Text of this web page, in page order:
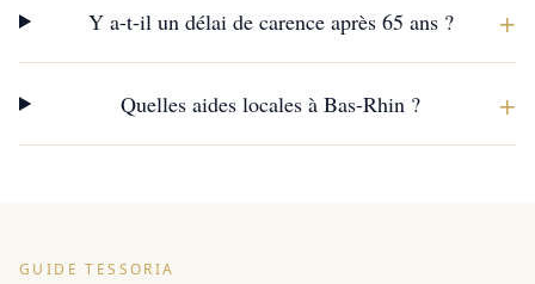
Y a-t-il un délai de carence après 65 ans ? +
Quelles aides locales à Bas-Rhin ? +
GUIDE TESSORIA